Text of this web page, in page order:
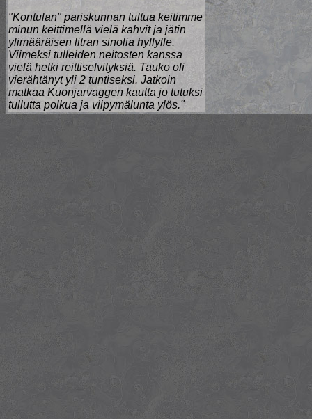
"Kontulan" pariskunnan tultua keitimme
minun keittimellä vielä kahvit ja jätin
ylimääräisen litran sinolia hyllylle.
Viimeksi tulleiden neitosten kanssa
vielä hetki reittiselvityksiä. Tauko oli
vierähtänyt yli 2 tuntiseksi. Jatkoin
matkaa Kuonjarvaggen kautta jo tutuksi
tullutta polkua ja viipymälunta ylös."